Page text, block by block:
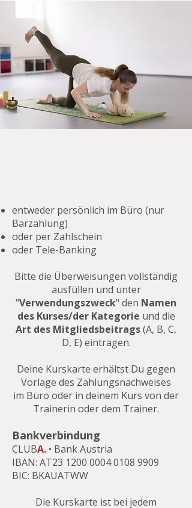
entweder persönlich im Büro (nur
Barzahlung)
oder per Zahlschein
oder Tele-Banking
Bitte die Überweisungen vollständig
ausfüllen und unter
"Verwendungszweck" den Namen
des Kurses/der Kategorie und die
Art des Mitgliedsbeitrags(A, B, C,
D, E) eintragen.
Deine Kurskarte erhältst Du gegen
Vorlage des Zahlungsnachweises
im Büro oder in deinem Kurs von der
Trainerin oder dem Trainer.
Bankverbindung
CLUBA. • Bank Austria
IBAN: AT23 1200 0004 0108 9909
BIC: BKAUATWW
Die Kurskarte ist bei jedem